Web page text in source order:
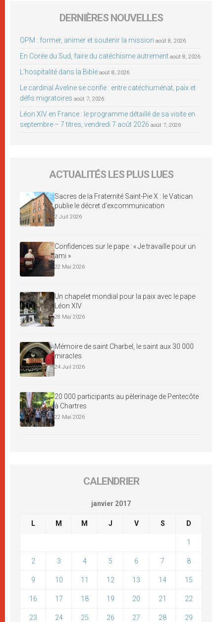
DERNIÈRES NOUVELLES
OPM : former, animer et soutenir la mission août 8, 2026
En Corée du Sud, faire du catéchisme autrement août 8, 2026
L’hospitalité dans la Bible août 8, 2026
Le cardinal Aveline se confie : entre catéchuménat, paix et
défis migratoires août 7, 2026
Léon XIV en France : le programme détaillé de sa visite en
septembre – 7 titres, vendredi 7 août 2026 août 7, 2026
ACTUALITÉS LES PLUS LUES
Sacres de la Fraternité Saint-Pie X : le Vatican
publie le décret d’excommunication
2 Juil 2026
Confidences sur le pape : « Je travaille pour un
ami »
22 Mai 2026
Un chapelet mondial pour la paix avec le pape
Léon XIV
28 Mai 2026
Mémoire de saint Charbel, le saint aux 30 000
miracles
24 Juil 2026
20 000 participants au pèlerinage de Pentecôte
à Chartres
22 Mai 2026
CALENDRIER
janvier 2017
L M M J V S D
1
2 3 4 5 6 7 8
9 10 11 12 13 14 15
16 17 18 19 20 21 22
23 24 25 26 27 28 29